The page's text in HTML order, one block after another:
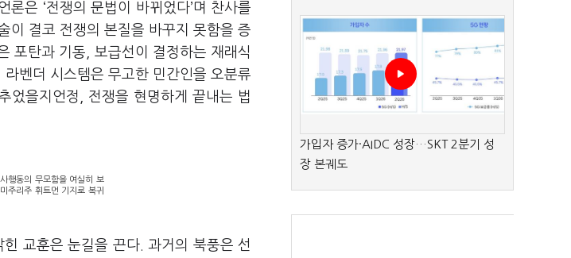
은 ‘전쟁의 문법이 바뀌었다’며 찬사를
이 결코 전쟁의 본질을 바꾸지 못함을 증
포탄과 기동, 보급선이 결정하는 재래식
벤더 시스템은 무고한 민간인을 오분류
었을지언정, 전쟁을 현명하게 끝내는 법
행동의 무모함을 여실히 보
주리주 휘트먼 기지로 복귀
힌 교훈은 눈길을 끈다. 과거의 북풍은 선
가입자 증가·AIDC 성장…SKT 2분기 성
장 본궤도